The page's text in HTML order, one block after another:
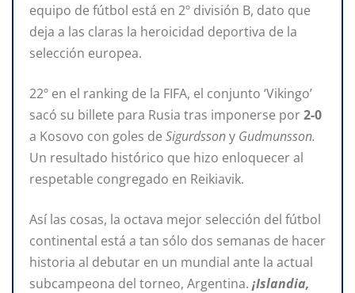
equipo de fútbol está en 2º división B, dato que
deja a las claras la heroicidad deportiva de la
selección europea.
22º en el ranking de la FIFA, el conjunto ‘Vikingo’
sacó su billete para Rusia tras imponerse por2-0
a Kosovo con goles de Sigurdssony Gudmunsson.
Un resultado histórico que hizo enloquecer al
respetable congregado en Reikiavik.
Así las cosas, la octava mejor selección del fútbol
continental está a tan sólo dos semanas de hacer
historia al debutar en un mundial ante la actual
subcampeona del torneo, Argentina. ¡Islandia,